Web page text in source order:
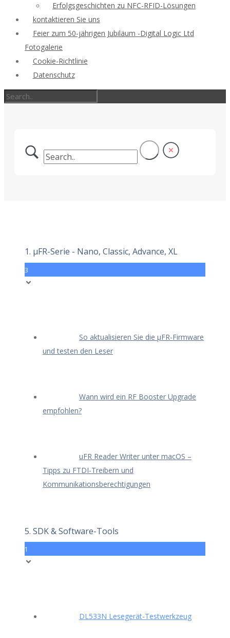
Erfolgsgeschichten zu NFC-RFID-Lösungen
kontaktieren Sie uns
Feier zum 50-jährigen Jubiläum -Digital Logic Ltd
Fotogalerie
Cookie-Richtlinie
Datenschutz
1. μFR-Serie - Nano, Classic, Advance, XL
3
So aktualisieren Sie die μFR-Firmware
und testen den Leser
Wann wird ein RF Booster Upgrade
empfohlen?
uFR Reader Writer unter macOS –
Tipps zu FTDI-Treibern und
Kommunikationsberechtigungen
5. SDK & Software-Tools
1
DL533N Lesegerät-Testwerkzeug